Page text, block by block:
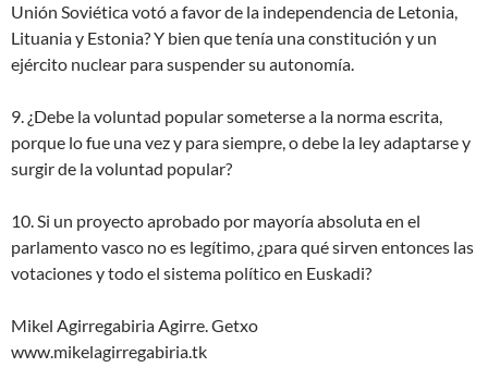
Unión Soviética votó a favor de la independencia de Letonia,
Lituania y Estonia? Y bien que tenía una constitución y un
ejército nuclear para suspender su autonomía.
9. ¿Debe la voluntad popular someterse a la norma escrita,
porque lo fue una vez y para siempre, o debe la ley adaptarse y
surgir de la voluntad popular?
10. Si un proyecto aprobado por mayoría absoluta en el
parlamento vasco no es legítimo, ¿para qué sirven entonces las
votaciones y todo el sistema político en Euskadi?
Mikel Agirregabiria Agirre. Getxo
www.mikelagirregabiria.tk